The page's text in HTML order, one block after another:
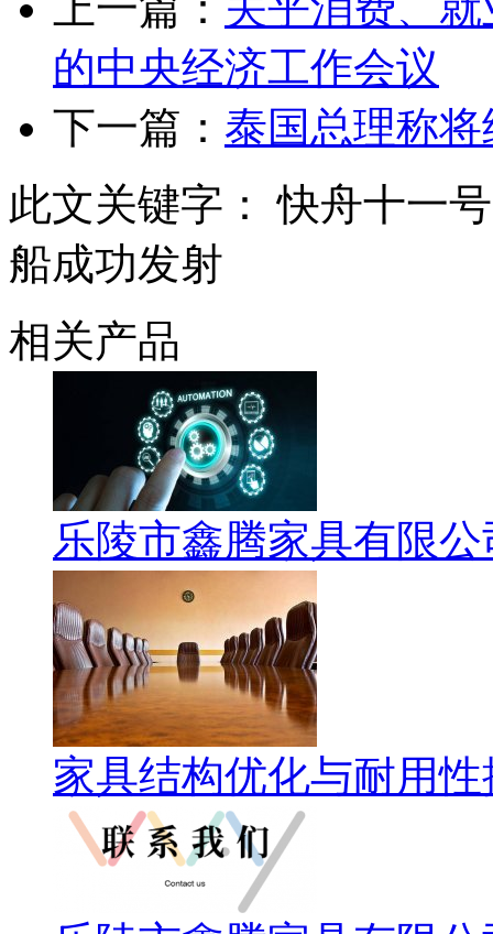
的中央经济工作会议
下一篇： 泰国总理称
此文关键字：
快舟十一
船成功发射
相关产品
乐陵市鑫腾家具有限公
家具结构优化与耐用性